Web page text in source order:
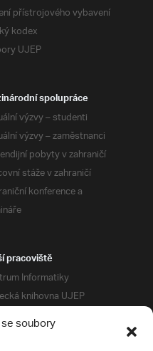
soubory
přístrojového vybavení
kodex
UJEP
spolupráce
výzvy – studenti
výzvy – zaměstnanci
pobyty v zahraničí
stáže v zahraničí
konference a
pracoviště
Informatiky
knihovna UJEP
kolejí a menz
centrum podpory